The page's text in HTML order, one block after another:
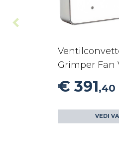
Grimper Fan
€ 391,40
VEDI